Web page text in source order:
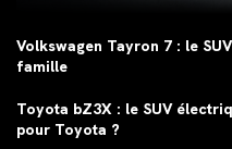
Volkswagen Tayron 7 : le
famille
Toyota bZ3X : le SUV
pour Toyota ?